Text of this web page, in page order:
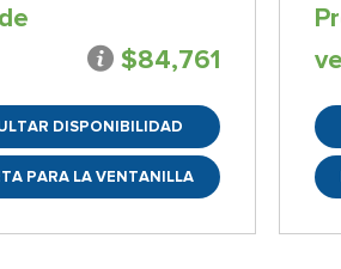
$84,761
DISPONIBILIDAD
PARA LA VENTANILLA